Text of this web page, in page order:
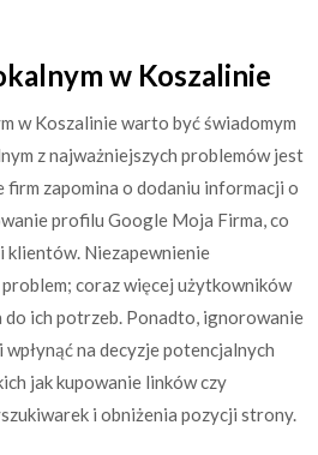
w Koszalinie
w Koszalinie warto być świadomym
z najważniejszych problemów jest
zapomina o dodaniu informacji o
profilu Google Moja Firma, co
klientów. Niezapewnienie
coraz więcej użytkowników
ich potrzeb. Ponadto, ignorowanie
na decyzje potencjalnych
jak kupowanie linków czy
i obniżenia pozycji strony.